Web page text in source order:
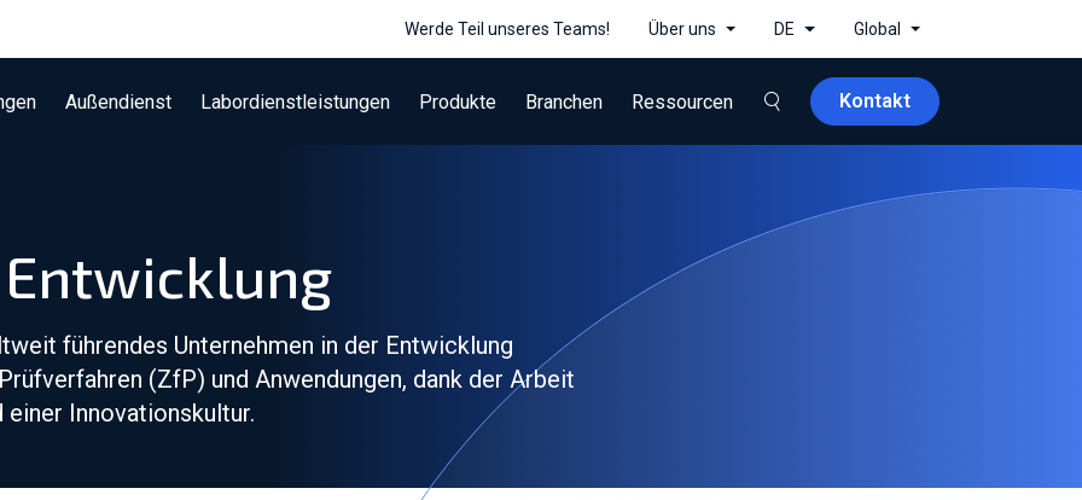
Werde Teil unseres Teams! Über uns DE Global
Außendienst Labordienstleistungen Produkte Branchen Ressourcen Kontakt
führendes Unternehmen in der Entwicklung
(ZfP) und Anwendungen, dank der Arbeit
Innovationskultur.